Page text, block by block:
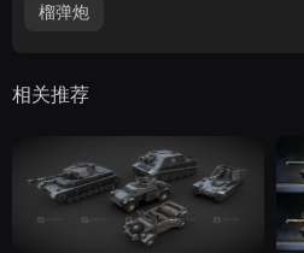
榴弹炮
相关推荐